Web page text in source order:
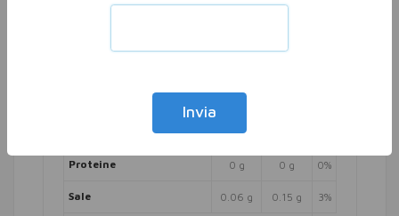
1 kcal 3 kcal
0 g
Proteine 0 g 0 g 0%
Sale 0.06 g 0.15 g
3%
Invia